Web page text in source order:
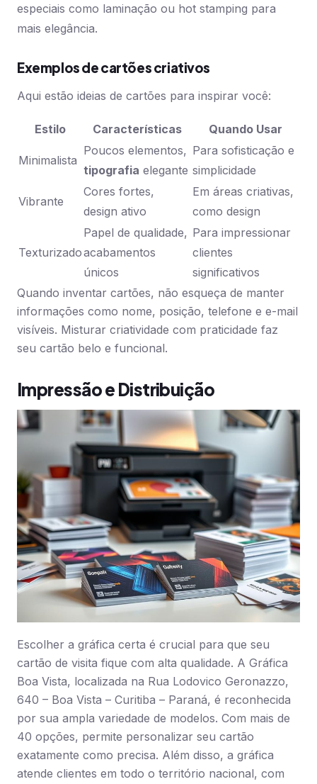
especiais como laminação ou hot stamping para
mais elegância.
Exemplos de cartões criativos
Aqui estão ideias de cartões para inspirar você:
Estilo Características Quando Usar
Minimalista
Poucos elementos,
tipografia elegante
Para sofisticação e
simplicidade
Vibrante
Cores fortes,
design ativo
Em áreas criativas,
como design
Texturizado
Papel de qualidade,
acabamentos
únicos
Para impressionar
clientes
significativos
Quando inventar cartões, não esqueça de manter
informações como nome, posição, telefone e e-mail
visíveis. Misturar criatividade com praticidade faz
seu cartão belo e funcional.
Impressão e Distribuição
Escolher a gráfica certa é crucial para que seu
cartão de visita fique com alta qualidade. A Gráfica
Boa Vista, localizada na Rua Lodovico Geronazzo,
640 – Boa Vista – Curitiba – Paraná, é reconhecida
por sua ampla variedade de modelos. Com mais de
40 opções, permite personalizar seu cartão
exatamente como precisa. Além disso, a gráfica
atende clientes em todo o território nacional, com